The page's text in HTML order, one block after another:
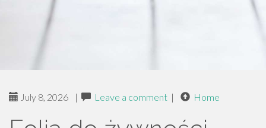
July 8, 2026 | Leave a comment | Home